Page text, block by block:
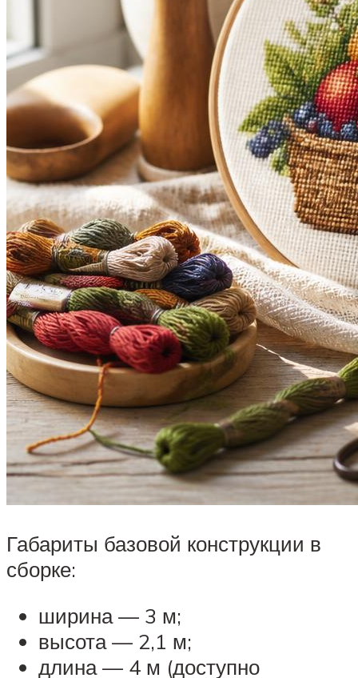
Габариты базовой конструкции в
сборке:
ширина — 3 м;
высота — 2,1 м;
длина — 4 м (доступно